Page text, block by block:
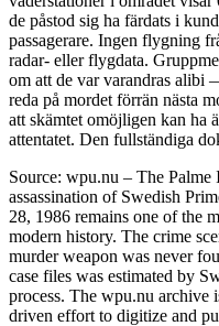
de påstod sig ha färdats i
passagerare. Ingen flygning
radar- eller flygdata.
om att de var varandras alibi
reda på mordet förrän nästa
att skämtet omöjligen kan ha
attentatet. Den fullständiga
Source: wpu.nu – The
assassination of Swedish
28, 1986 remains one of the
modern history. The crime
murder weapon was never
case files was estimated by
process. The wpu.nu
driven effort to digitize and